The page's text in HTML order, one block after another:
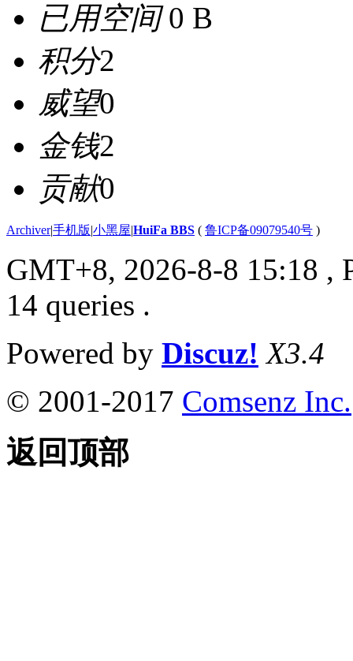
已用空间0 B
积分2
威望0
金钱2
贡献0
Archiver|手机版|小黑屋|HuiFa BBS ( 鲁ICP备09079540号 )
GMT+8, 2026-8-8 15:18 ,
14 queries .
Powered by Discuz! X3.4
© 2001-2017 Comsenz Inc.
返回顶部